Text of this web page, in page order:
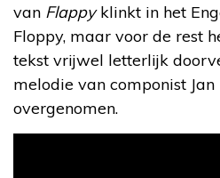
van Flappyklinkt in het
Floppy, maar voor de rest
tekst vrijwel letterlijk
melodie van componist Jan
overgenomen.